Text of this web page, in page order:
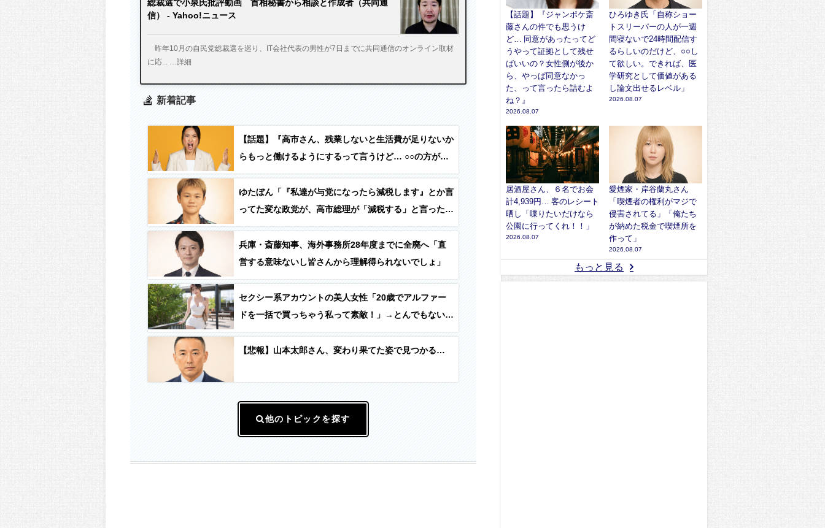
総裁選で小泉氏批評動画 首相秘書から相談と作成者（共同通
信） - Yahoo!ニュース
昨年10月の自民党総裁選を巡り、IT会社代表の男性が7日までに共同通信のオンライン取材
に応... …詳細
新着記事
【話題】『高市さん、残業しないと生活費が足りないか
らもっと働けるようにするって言うけど… ○○の方がお
かしくない…？』
ゆたぼん「『私達が与党になったら減税します』とか言
ってた変な政党が、高市総理が「減税する」と言ったら
反対し始めた。結局、自分達が与党になっても減税する
気ないんじゃねーか？」
兵庫・斎藤知事、海外事務所28年度までに全廃へ「直
営する意味ないし皆さんから理解得られないでしょ」
セクシー系アカウントの美人女性「20歳でアルファー
ドを一括で買っちゃう私って素敵！」→とんでもないも
のが映り込んでしまう…
【悲報】山本太郎さん、変わり果てた姿で見つかる…
他のトピックを探す
【話題】『ジャンポケ斎
藤さんの件でも思うけ
ど… 同意があったってど
うやって証拠として残せ
ばいいの？女性側が後か
ら、やっぱ同意なかっ
た、って言ったら詰むよ
ね？』
2026.08.07
ひろゆき氏「自称ショー
トスリーパーの人が一週
間寝ないで24時間配信す
るらしいのだけど、○○し
て欲しい。できれば、医
学研究として価値がある
し論文出せるレベル」
2026.08.07
居酒屋さん、６名でお会
計4,939円… 客のレシート
晒し「喋りたいだけなら
公園に行ってくれ！！」
2026.08.07
愛煙家・岸谷蘭丸さん
「喫煙者の権利がマジで
侵害されてる」「俺たち
が納めた税金で喫煙所を
作って」
2026.08.07
もっと見る